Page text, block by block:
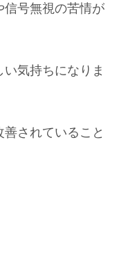
信号無視の苦情が
気持ちになりま
されていること